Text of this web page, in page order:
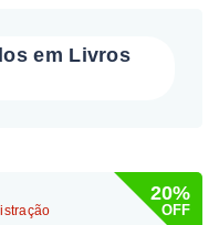
em Livros
20%
OFF